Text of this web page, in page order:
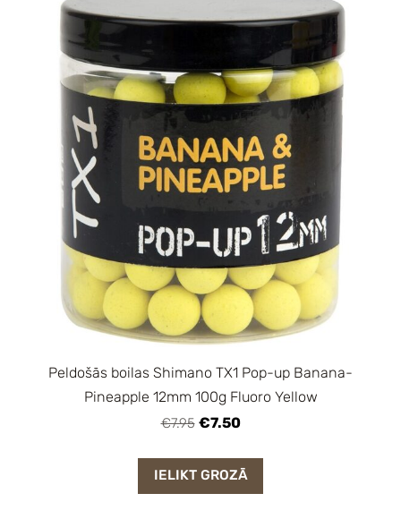
Peldošās boilas Shimano TX1 Pop-up Banana-
Pineapple 12mm 100g Fluoro Yellow
€7.95 €7.50
IELIKT GROZĀ